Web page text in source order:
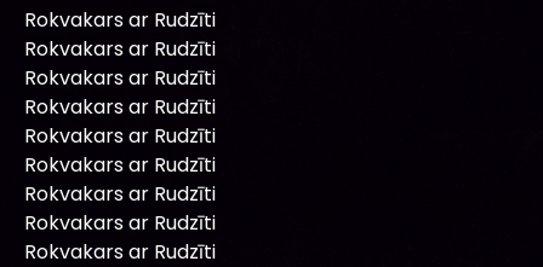
Rokvakars ar Rudzīti
Rokvakars ar Rudzīti
Rokvakars ar Rudzīti
Rokvakars ar Rudzīti
Rokvakars ar Rudzīti
Rokvakars ar Rudzīti
Rokvakars ar Rudzīti
Rokvakars ar Rudzīti
Rokvakars ar Rudzīti